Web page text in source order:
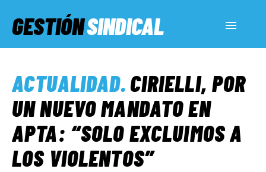
GESTIÓNSINDICAL
SERVICIOS SOCIALES
INFORMES ESPECIALES
ACTUALIDAD.CIRIELLI, POR
UN NUEVO MANDATO EN
APTA: “SOLO EXCLUIMOS A
LOS VIOLENTOS”